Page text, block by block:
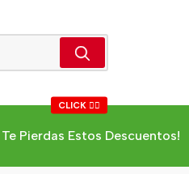
Te Pierdas Estos Descuentos!
CLICK 👇🏻